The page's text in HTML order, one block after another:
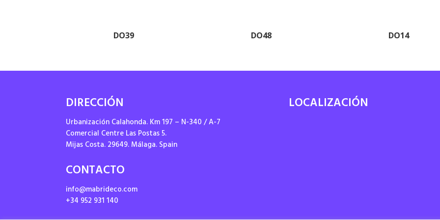
DO39 DO48 DO14
DIRECCIÓN
Urbanización Calahonda. Km 197 – N-340 / A-7
Comercial Centre Las Postas 5.
Mijas Costa. 29649. Málaga. Spain
CONTACTO
info@mabrideco.com
+34 952 931 140
LOCALIZACIÓN